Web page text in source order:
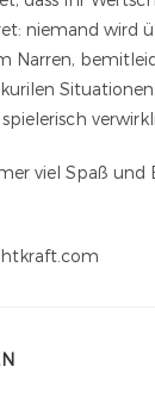
niemand wird
viel Spaß